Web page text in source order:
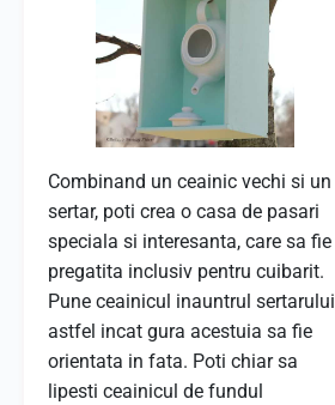
Combinand un ceainic vechi si un
sertar, poti crea o casa de pasari
speciala si interesanta, care sa fie
pregatita inclusiv pentru cuibarit.
Pune ceainicul inauntrul sertarului
astfel incat gura acestuia sa fie
orientata in fata. Poti chiar sa
lipesti ceainicul de fundul